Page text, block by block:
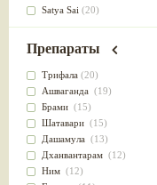
для памяти(28)
для почек(28)
Слабительное (28)
Афродизиак(27)
Напитки(27)
Для йоги (27)
Для потенции(26)
Для душа(25)
для концентрации внимания
при нарушении эрекции
Satya Sai (20)
Vyas(20)
Kerala Ayurveda
(19)
Organic India pvt ltd
Lalita(16)
Ashtang Herbals
Alarsin(14)
Vasu Health care
Baraka(13)
Dabur India Ltd
Препараты
Трифала (20)
Ашваганда (19)
Брами (15)
Шатавари (15)
Дашамула (13)
Дханвантарам (12)
Ним (12)